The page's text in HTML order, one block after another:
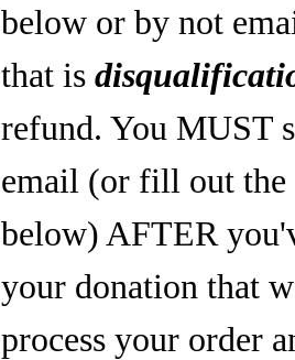
below or by not
that is
refund. You MUST
email (or fill out
below) AFTER
your donation that
process your order